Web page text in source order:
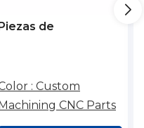
de
precisión
OEM
: Custom
Machining CNC Parts